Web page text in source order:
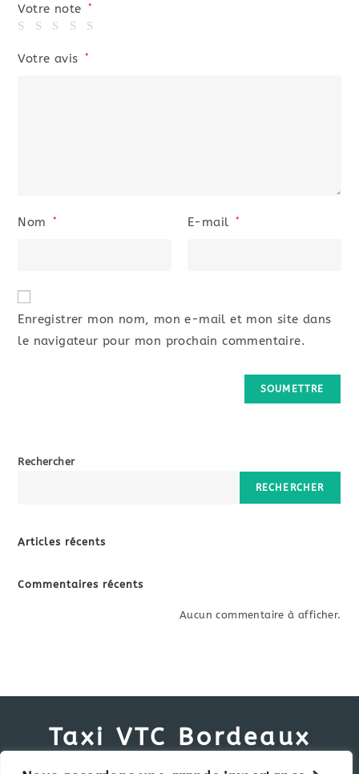
Votre note *
Votre avis *
Nom * E-mail *
Enregistrer mon nom, mon e-mail et mon site dans
le navigateur pour mon prochain commentaire.
Rechercher
RECHERCHER
Articles récents
Commentaires récents
Aucun commentaire à afficher.
Taxi VTC Bordeaux